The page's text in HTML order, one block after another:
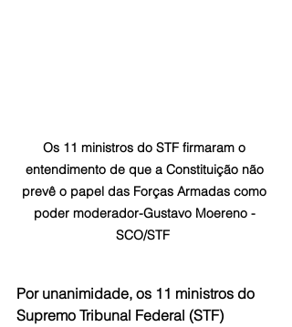
Os 11 ministros do STF firmaram o
entendimento de que a Constituição não
prevê o papel das Forças Armadas como
poder moderador-Gustavo Moereno -
SCO/STF
Por unanimidade, os 11 ministros do
Supremo Tribunal Federal (STF)